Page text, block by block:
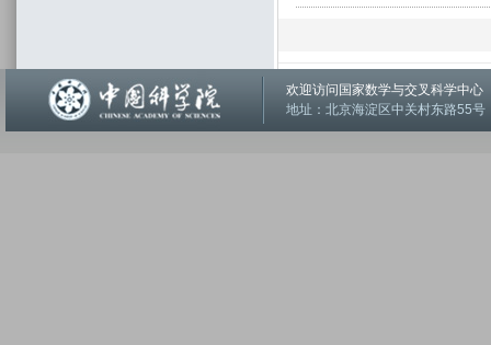
欢迎访问国家数学与交叉科学中
地址：北京海淀区中关村东路55